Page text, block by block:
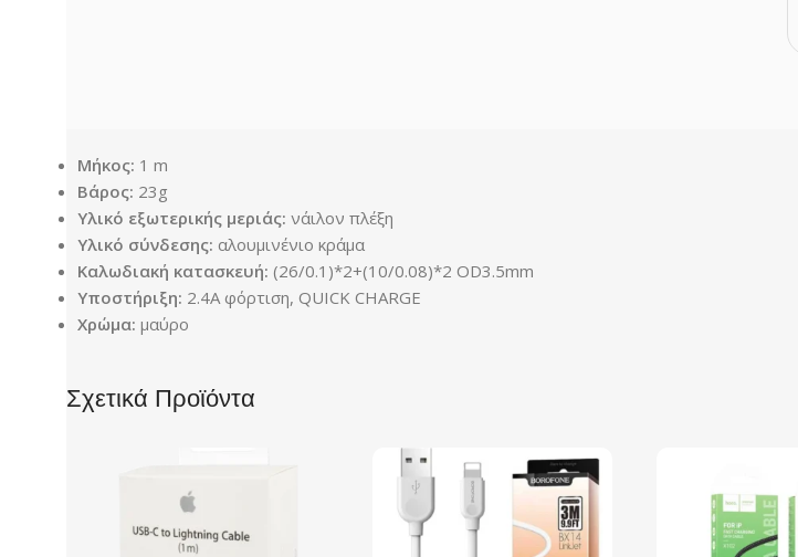
Μήκος: 1 m
Βάρος: 23g
Υλικό εξωτερικής μεριάς: νάιλον πλέξη
Υλικό σύνδεσης: αλουμινένιο κράμα
Καλωδιακή κατασκευή: (26/0.1)*2+(10/0.08)*2 OD3.5mm
Υποστήριξη: 2.4A φόρτιση, QUICK CHARGE
Χρώμα: μαύρο
Σχετικά Προϊόντα